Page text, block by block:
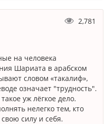
2,781
на человека
Шариата в арабском
словом «такалиф»,
означает "трудность".
уж лёгкое дело.
нелегко тем, кто
силу и себя.